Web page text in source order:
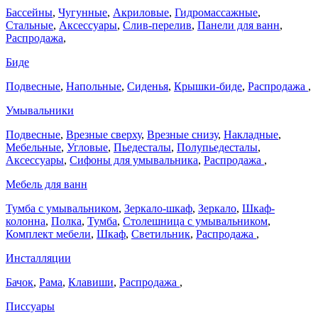
Бассейны, Чугунные, Акриловые, Гидромассажные,
Стальные, Аксессуары, Слив-перелив, Панели для ванн,
Распродажа,
Биде
Подвесные, Напольные, Сиденья, Крышки-биде, Распродажа ,
Умывальники
Подвесные, Врезные сверху, Врезные снизу, Накладные,
Мебельные, Угловые, Пьедесталы, Полупьедесталы,
Аксессуары, Сифоны для умывальника, Распродажа ,
Мебель для ванн
Тумба с умывальником, Зеркало-шкаф, Зеркало, Шкаф-
колонна, Полка, Тумба, Столешница с умывальником,
Комплект мебели, Шкаф, Светильник, Распродажа ,
Инсталляции
Бачок, Рама, Клавиши, Распродажа ,
Писсуары